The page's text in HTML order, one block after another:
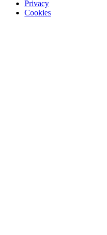
Privacy
Cookies